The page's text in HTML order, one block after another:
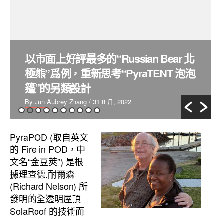
以市面上好評最多的“Russian Bear 北
極熊”爲例，重新思考“PyraTENT 泡泡
篷”的另類設計
By Jun Aubrey Zhang / 31 8 月, 2022
PyraPOD (取自英文
的 Fire in POD，中
文名“金豆莢”) 是根
據理查德.耐爾森
(Richard Nelson) 所
發明的全透明屋頂
SolaRoof 的技術而